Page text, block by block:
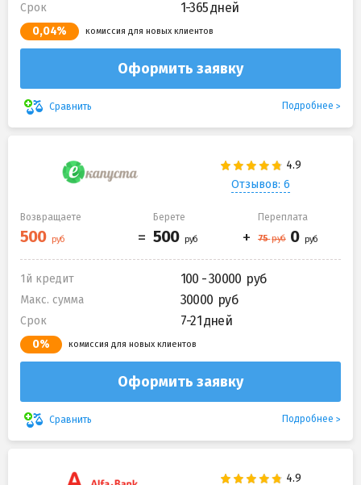
Срок 1-365 дней
0,04% комиссия для новых клиентов
Оформить заявку
Сравнить Подробнее
Отзывов: 6
Возвращаете Берете Переплата
1й кредит 100 - 30000
Макс. сумма 30000
Срок 7-21 дней
0% комиссия для новых клиентов
Оформить заявку
Сравнить Подробнее